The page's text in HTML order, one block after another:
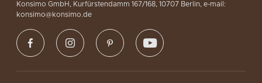
Konsimo GmbH, Kurfürstendamm 167/168, 10707 Berlin, e-mail:
konsimo@konsimo.de